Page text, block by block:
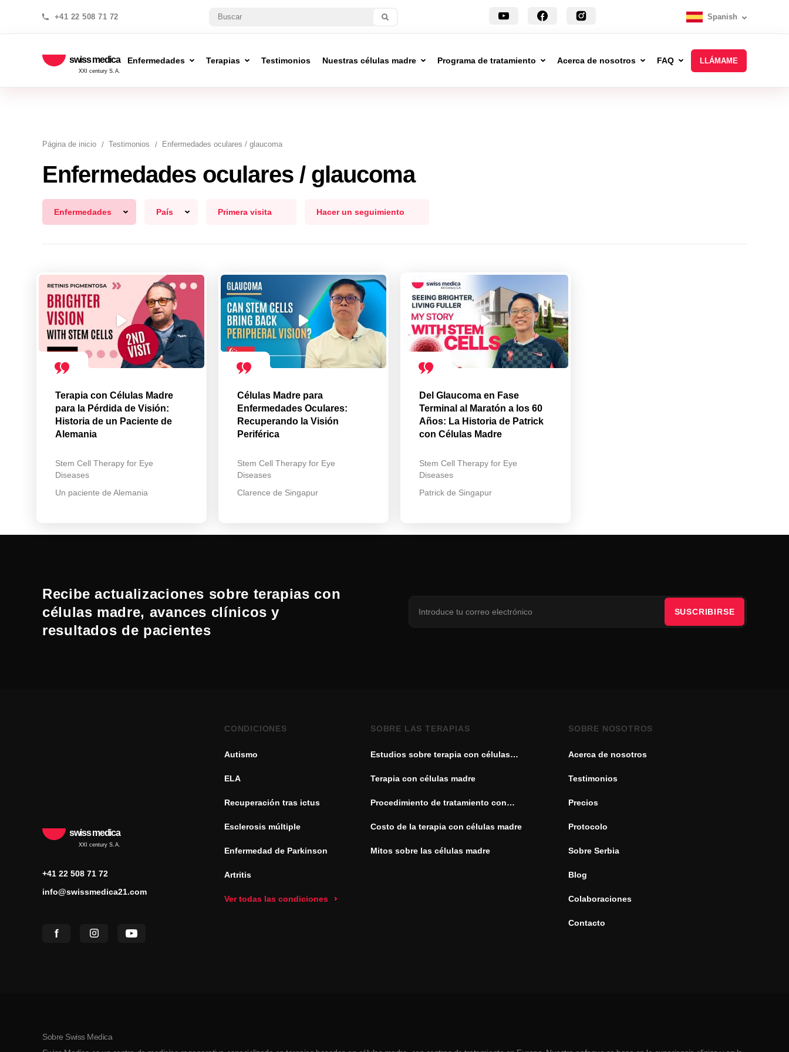
+41 22 508 71 72 Spanish
swiss medica
XXI century S.A.
Enfermedades Terapias Testimonios Nuestras células madre Programa de tratamiento Acerca de nosotros FAQ LLÁMAME
Página de inicio Testimonios Enfermedades oculares / glaucoma
Enfermedades oculares / glaucoma
Enfermedades País Primera visita Hacer un seguimiento
Terapia con Células Madre
para la Pérdida de Visión:
Historia de un Paciente de
Alemania
Stem Cell Therapy for Eye
Diseases
Un paciente de Alemania
Células Madre para
Enfermedades Oculares:
Recuperando la Visión
Periférica
Stem Cell Therapy for Eye
Diseases
Clarence de Singapur
Del Glaucoma en Fase
Terminal al Maratón a los 60
Años: La Historia de Patrick
con Células Madre
Stem Cell Therapy for Eye
Diseases
Patrick de Singapur
Recibe actualizaciones sobre terapias con
células madre, avances clínicos y
resultados de pacientes
SUSCRIBIRSE
swiss medica
XXI century S.A.
+41 22 508 71 72
info@swissmedica21.com
CONDICIONES
Autismo
ELA
Recuperación tras ictus
Esclerosis múltiple
Enfermedad de Parkinson
Artritis
Ver todas las condiciones
SOBRE LAS TERAPIAS
Estudios sobre terapia con células
Terapia con células madre
Procedimiento de tratamiento con
Costo de la terapia con células madre
Mitos sobre las células madre
SOBRE NOSOTROS
Acerca de nosotros
Testimonios
Precios
Protocolo
Sobre Serbia
Blog
Colaboraciones
Contacto
Sobre Swiss Medica